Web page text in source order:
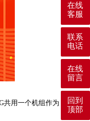
共用一个机组作为
在线
客服
联系
电话
在线
留言
回到
顶部